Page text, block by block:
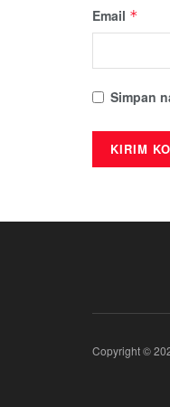
Email *
Simpan
Copyright ©